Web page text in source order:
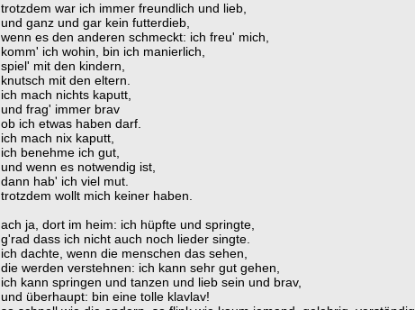
trotzdem war ich immer freundlich und lieb,
und ganz und gar kein futterdieb,
wenn es den anderen schmeckt: ich freu' mich,
komm' ich wohin, bin ich manierlich,
spiel' mit den kindern,
knutsch mit den eltern.
ich mach nichts kaputt,
und frag' immer brav
ob ich etwas haben darf.
ich mach nix kaputt,
ich benehme ich gut,
und wenn es notwendig ist,
dann hab' ich viel mut.
trotzdem wollt mich keiner haben.
ach ja, dort im heim: ich hüpfte und springte,
g'rad dass ich nicht auch noch lieder singte.
ich dachte, wenn die menschen das sehen,
die werden verstehnen: ich kann sehr gut gehen,
ich kann springen und tanzen und lieb sein und brav,
und überhaupt: bin eine tolle klavlav!